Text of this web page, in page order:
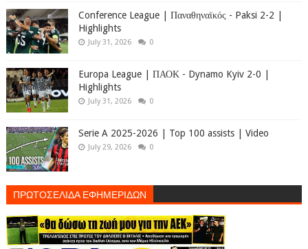
Conference League | Παναθηναϊκός - Paksi 2-2 |
Highlights
July 31, 2026 0
Europa League | ΠΑΟΚ - Dynamo Kyiv 2-0 |
Highlights
July 31, 2026 0
Serie A 2025-2026 | Top 100 assists | Video
July 29, 2026 0
ΠΡΩΤΟΣΕΛΙΔΑ ΕΦΗΜΕΡΙΔΩΝ